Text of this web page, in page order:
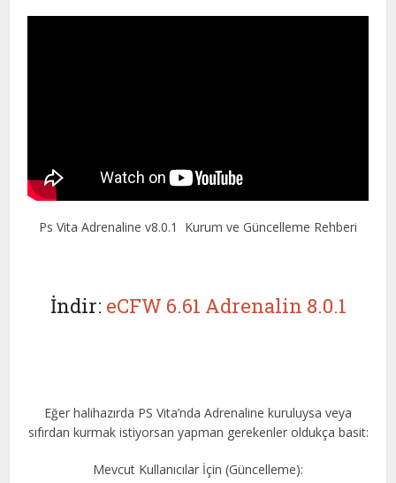
Ps Vita Adrenaline v8.0.1 Kurum ve Güncelleme Rehberi
İndir: eCFW 6.61 Adrenalin 8.0.1
Eğer halihazırda PS Vita’nda Adrenaline kuruluysa veya
sıfırdan kurmak istiyorsan yapman gerekenler oldukça basit:
Mevcut Kullanıcılar İçin (Güncelleme):